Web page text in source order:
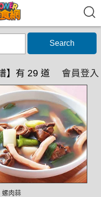
Search
譜】有 29 道 會員登入
螺肉蒜